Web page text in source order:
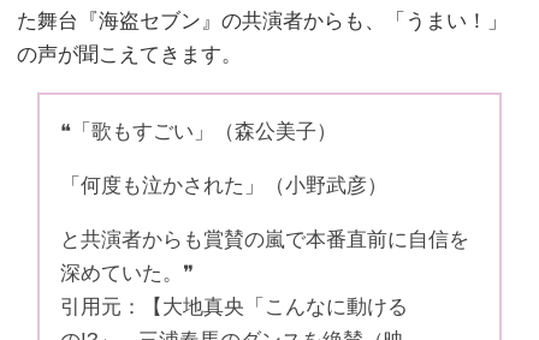
た舞台『海盗セブン』の共演者からも、「うまい！」
の声が聞こえてきます。
❝「歌もすごい」（森公美子）
「何度も泣かされた」（小野武彦）
と共演者からも賞賛の嵐で本番直前に自信を
深めていた。❞
引用元：【大地真央「こんなに動ける